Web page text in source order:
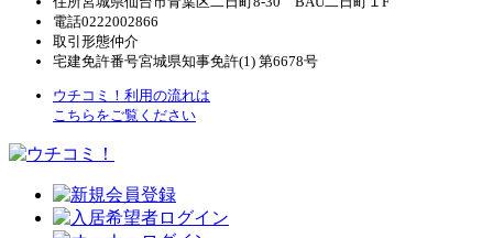
電話0222002866
取引形態仲介
宅建免許番号宮城県知事免許(1) 第6678号
ウチコミ！利用の流れは
こちらをご覧ください